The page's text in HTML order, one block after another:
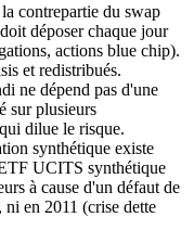
la contrepartie du swap
déposer chaque jour
actions blue chip).
et redistribués.
ne dépend pas d'une
sur plusieurs
dilue le risque.
synthétique existe
UCITS synthétique
à cause d'un défaut de
en 2011 (crise dette